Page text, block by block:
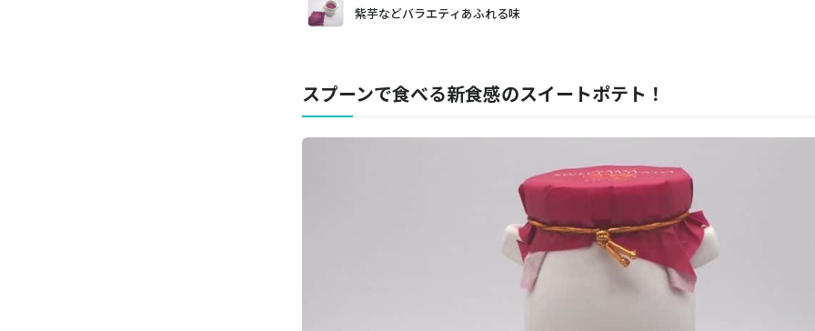
紫芋などバラエティあふれる味
スプーンで食べる新食感のスイートポテト！